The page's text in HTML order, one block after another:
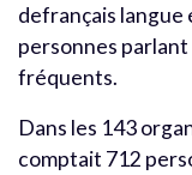
defrançais langue
personnes
fréquents.
Dans les 143
comptait 712